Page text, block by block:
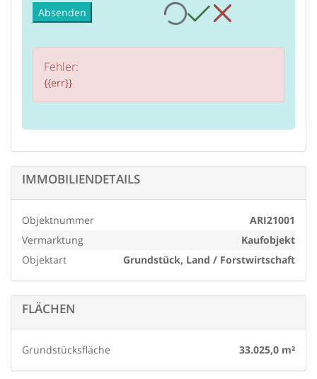
Fehler:
{{err}}
IMMOBILIENDETAILS
Objektnummer
ARI21001
Vermarktung
Kaufobjekt
Objektart
Grundstück, Land / Forstwirtschaft
FLÄCHEN
Grundstücksfläche 33.025,0 m²